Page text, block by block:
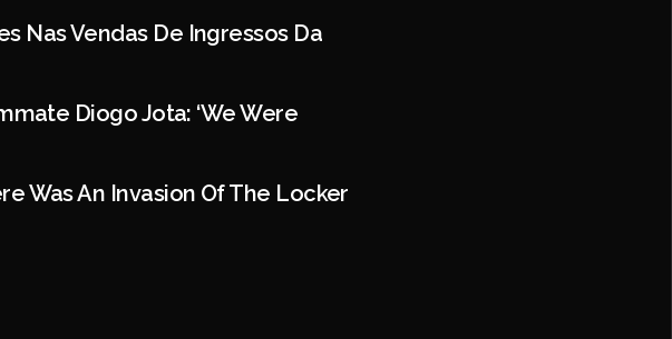
Nas Vendas De Ingressos Da
Diogo Jota: ‘We Were
Was An Invasion Of The Locker